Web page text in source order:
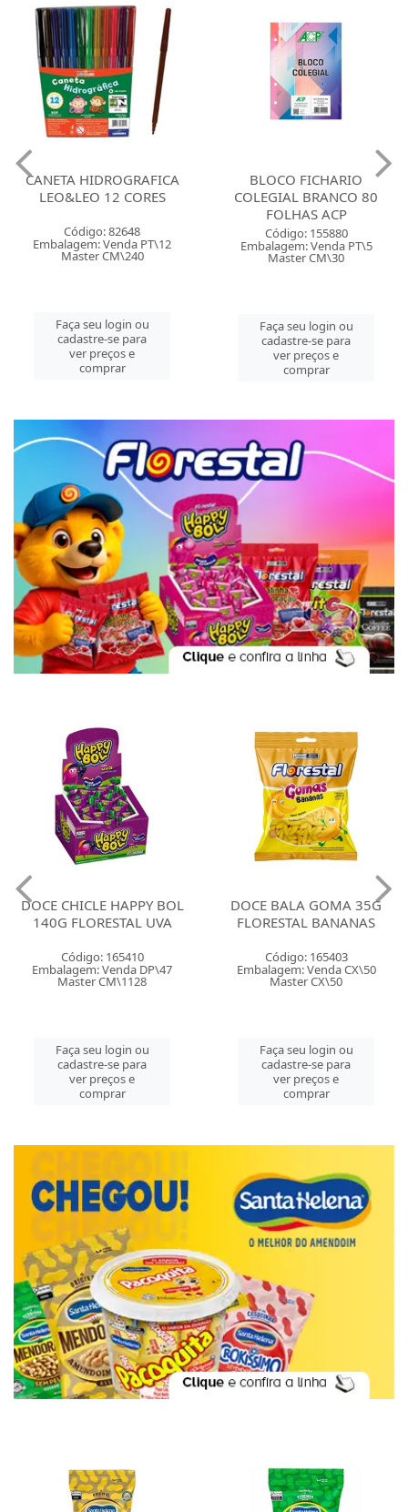
CANETA HIDROGRAFICA
LEO&LEO 12 CORES
Código: 82648
Embalagem: Venda PT\12
Master CM\240
Faça seu login ou
cadastre-se para
ver preços e
comprar
BLOCO FICHARIO
COLEGIAL BRANCO 80
FOLHAS ACP
Código: 155880
Embalagem: Venda PT\5
Master CM\30
Faça seu login ou
cadastre-se para
ver preços e
comprar
DOCE CHICLE HAPPY BOL
140G FLORESTAL UVA
Código: 165410
Embalagem: Venda DP\47
Master CM\1128
Faça seu login ou
cadastre-se para
ver preços e
comprar
DOCE BALA GOMA 35G
FLORESTAL BANANAS
Código: 165403
Embalagem: Venda CX\50
Master CX\50
Faça seu login ou
cadastre-se para
ver preços e
comprar